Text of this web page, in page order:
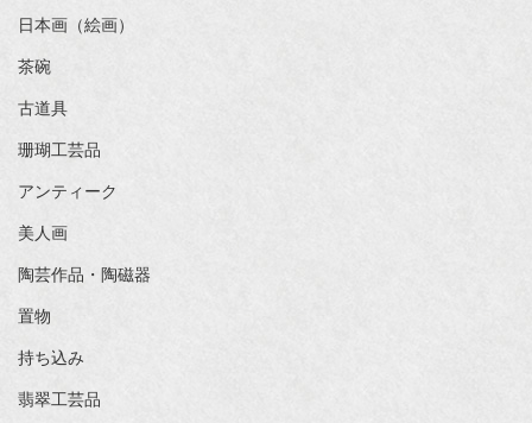
日本画（絵画）
茶碗
古道具
珊瑚工芸品
アンティーク
美人画
陶芸作品・陶磁器
置物
持ち込み
翡翠工芸品